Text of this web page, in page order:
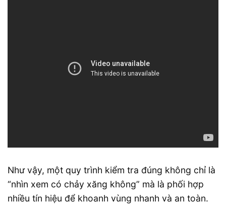
Như vậy, một quy trình kiểm tra đúng không chỉ là
“nhìn xem có chảy xăng không” mà là phối hợp
nhiều tín hiệu để khoanh vùng nhanh và an toàn.